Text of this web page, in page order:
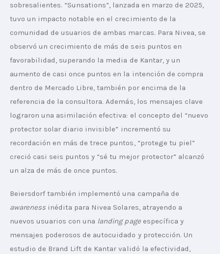
sobresalientes. “Sunsations”, lanzada en marzo de 2025,
tuvo un impacto notable en el crecimiento de la
comunidad de usuarios de ambas marcas. Para Nivea, se
observó un crecimiento de más de seis puntos en
favorabilidad, superando la media de Kantar, y un
aumento de casi once puntos en la intención de compra
dentro de Mercado Libre, también por encima de la
referencia de la consultora. Además, los mensajes clave
lograron una asimilación efectiva: el concepto del “nuevo
protector solar diario invisible” incrementó su
recordación en más de trece puntos, “protege tu piel”
creció casi seis puntos y “sé tu mejor protector” alcanzó
un alza de más de once puntos.
Beiersdorf también implementó una campaña de
awareness inédita para Nivea Solares, atrayendo a
nuevos usuarios con una landing page específica y
mensajes poderosos de autocuidado y protección. Un
estudio de Brand Lift de Kantar validó la efectividad,